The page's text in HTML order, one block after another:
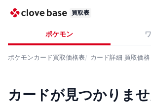
買取表
ポケモン
ポケモンカード買取価格表 カード詳細 買取価格
カードが見つかりま